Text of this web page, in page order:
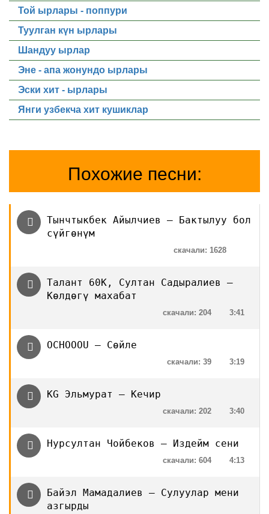
Той ырлары - поппури
Туулган күн ырлары
Шандуу ырлар
Эне - апа жонундо ырлары
Эски хит - ырлары
Янги узбекча хит кушиклар
Похожие песни:
Тынчтыкбек Айылчиев — Бактылуу бол
сүйгөнүм
скачали: 1628
Талант 60К, Султан Садыралиев —
Көлдөгү махабат
3:41
скачали: 204
OCHOOOU – Сөйле
3:19
скачали: 39
KG Эльмурат — Кечир
3:40
скачали: 202
Нурсултан Чойбеков — Издейм сени
4:13
скачали: 604
Байэл Мамадалиев — Сулуулар мени
азгырды